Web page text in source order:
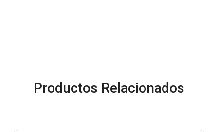
Productos Relacionados